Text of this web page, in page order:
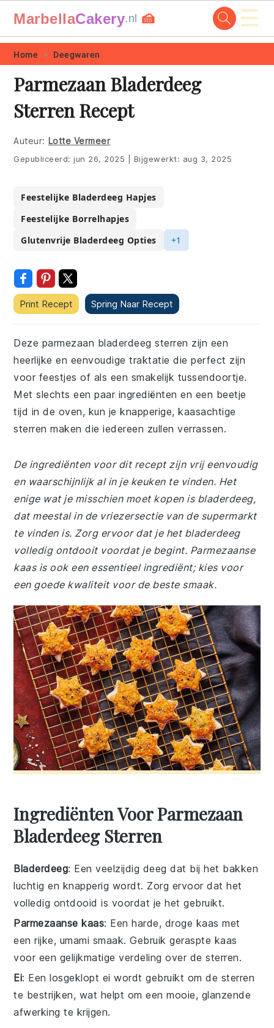
Skip
primary
navigation
Skip
main
content
Skip
primary
sidebar
Skip
footer
MarbellaCakery.nl 🍰 ☰
Home Deegwaren
Parmezaan Bladerdeeg
Sterren Recept
Auteur: Lotte Vermeer
Gepubliceerd:jun 26, 2025 Bijgewerkt: aug 3, 2025
Feestelijke Bladerdeeg Hapjes
Feestelijke Borrelhapjes
Glutenvrije Bladerdeeg Opties
+1
Print Recept Spring Naar Recept
Deze parmezaan bladerdeeg sterren zijn een
heerlijke en eenvoudige traktatie die perfect zijn
voor feestjes of als een smakelijk tussendoortje.
Met slechts een paar ingrediënten en een beetje
tijd in de oven, kun je knapperige, kaasachtige
sterren maken die iedereen zullen verrassen.
De ingrediënten voor dit recept zijn vrij eenvoudig
en waarschijnlijk al in je keuken te vinden. Het
enige wat je misschien moet kopen is bladerdeeg,
dat meestal in de vriezersectie van de supermarkt
te vinden is. Zorg ervoor dat je het bladerdeeg
volledig ontdooit voordat je begint. Parmezaanse
kaas is ook een essentieel ingrediënt; kies voor
een goede kwaliteit voor de beste smaak.
Ingrediënten Voor Parmezaan
Bladerdeeg Sterren
Bladerdeeg: Een veelzijdig deeg dat bij het bakken
luchtig en knapperig wordt. Zorg ervoor dat het
volledig ontdooid is voordat je het gebruikt.
Parmezaanse kaas: Een harde, droge kaas met
een rijke, umami smaak. Gebruik geraspte kaas
voor een gelijkmatige verdeling over de sterren.
Ei: Een losgeklopt ei wordt gebruikt om de sterren
te bestrijken, wat helpt om een mooie, glanzende
afwerking te krijgen.